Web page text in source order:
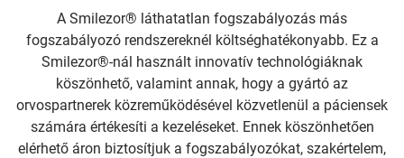
A Smilezor® láthatatlan fogszabályozás más
fogszabályozó rendszereknél költséghatékonyabb. Ez a
Smilezor®-nál használt innovatív technológiáknak
köszönhető, valamint annak, hogy a gyártó az
orvospartnerek közreműködésével közvetlenül a páciensek
számára értékesíti a kezeléseket. Ennek köszönhetően
elérhető áron biztosítjuk a fogszabályozókat, szakértelem,